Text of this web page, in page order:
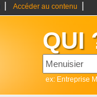
Accéder au contenu
QUI
ex: Entreprise